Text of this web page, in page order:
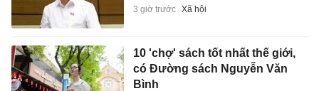
3 giờ trước Xã hội
10 'chợ' sách tốt nhất thế giới,
có Đường sách Nguyễn Văn
Bình